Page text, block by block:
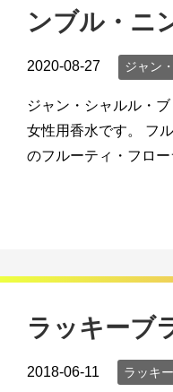
ンブル・ニ
2020-08-27 ジャン
ジャン・シャルル・
女性用香水です。 フ
のフルーティ・フロ
ラッキーブ
2018-06-11 ラッキ